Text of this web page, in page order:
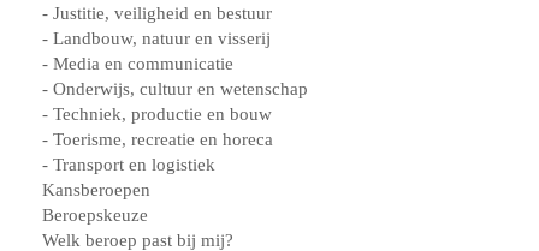
- Justitie, veiligheid en bestuur
- Landbouw, natuur en visserij
- Media en communicatie
- Onderwijs, cultuur en wetenschap
- Techniek, productie en bouw
- Toerisme, recreatie en horeca
- Transport en logistiek
Kansberoepen
Beroepskeuze
Welk beroep past bij mij?